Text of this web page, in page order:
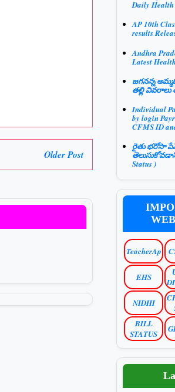
Older Post
Daily Health
AP 10th
results
Andhra
Latest
జగనన్న
తల్లి వివరాలు
Individual
by login
CFMS ID
రైతు భరోసా
Status )
TeacherAp
EHS
NIDHI
BILL
STATUS